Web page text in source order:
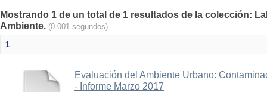
Mostrando 1 de un total de 1 resultados de la colección:
Ambiente. (0.001 segundos)
1
Evaluación del Ambiente Urbano:
- Informe Marzo 2017